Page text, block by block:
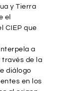
y Tierra
el
CIEP que
a
través de la
diálogo
en los